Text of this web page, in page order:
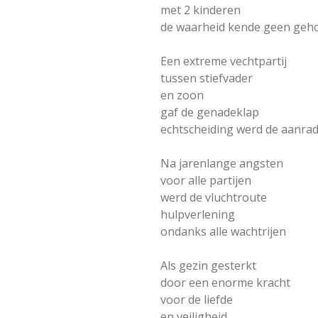
met 2 kinderen
de waarheid kende geen
Een extreme vechtpartij
tussen stiefvader
en zoon
gaf de genadeklap
echtscheiding werd de
Na jarenlange angsten
voor alle partijen
werd de vluchtroute
hulpverlening
ondanks alle wachtrijen
Als gezin gesterkt
door een enorme kracht
voor de liefde